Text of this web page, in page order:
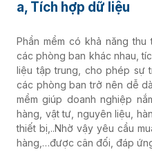
a, Tích hợp dữ liệu
Phần mềm có khả năng
các phòng ban khác nhau,
liệu tập trung, cho phép sự
các phòng ban trở nên dễ
mềm giúp doanh nghiệp
hàng, vật tư, nguyên liệu,
thiết bị,..Nhờ vậy yêu cầu
hàng,…được cân đối, đáp